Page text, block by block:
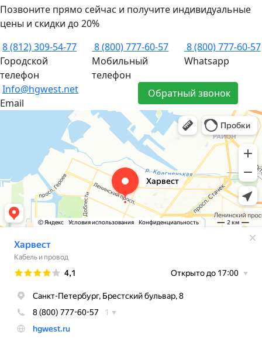
Позвоните прямо сейчас и получите индивидуальные
цены и скидки до 20%
8 (812) 309-54-77
Городской
телефон
8 (800) 777-60-57
Мобильный
телефон
8 (800) 777-60-57
Whatsapp
Info@hgwest.net
Email
Обратный звонок